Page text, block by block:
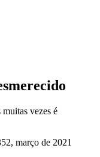
vezes é
março de 2021